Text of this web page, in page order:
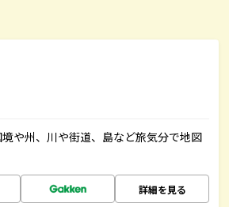
や州、川や街道、島など旅気分で地図
詳細を見る